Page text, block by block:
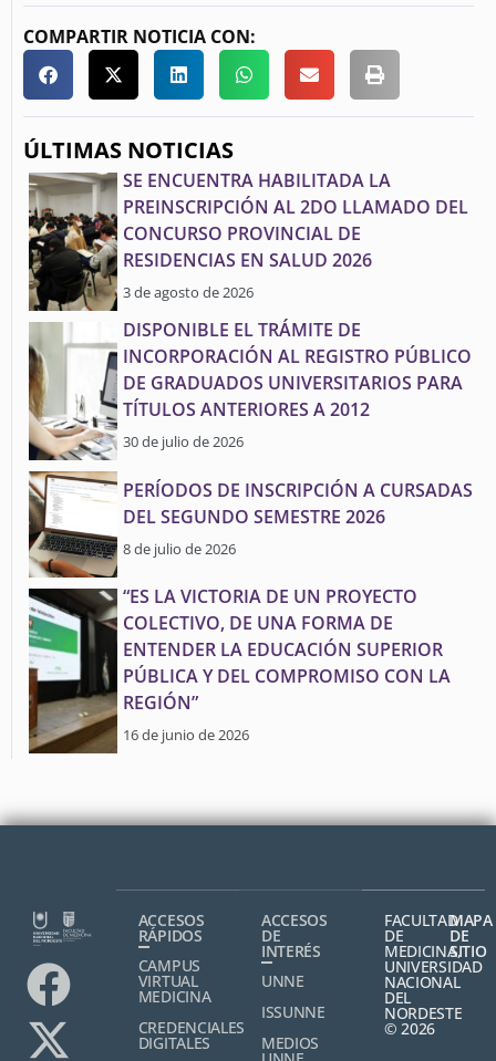
COMPARTIR NOTICIA CON:
ÚLTIMAS NOTICIAS
SE ENCUENTRA HABILITADA LA
PREINSCRIPCIÓN AL 2DO LLAMADO DEL
CONCURSO PROVINCIAL DE
RESIDENCIAS EN SALUD 2026
3 de agosto de 2026
DISPONIBLE EL TRÁMITE DE
INCORPORACIÓN AL REGISTRO PÚBLICO
DE GRADUADOS UNIVERSITARIOS PARA
TÍTULOS ANTERIORES A 2012
30 de julio de 2026
PERÍODOS DE INSCRIPCIÓN A CURSADAS
DEL SEGUNDO SEMESTRE 2026
8 de julio de 2026
“ES LA VICTORIA DE UN PROYECTO
COLECTIVO, DE UNA FORMA DE
ENTENDER LA EDUCACIÓN SUPERIOR
PÚBLICA Y DEL COMPROMISO CON LA
REGIÓN”
16 de junio de 2026
ACCESOS
RÁPIDOS
CAMPUS
VIRTUAL
MEDICINA
CREDENCIALES
DIGITALES
ACCESOS
DE
INTERÉS
UNNE
ISSUNNE
MEDIOS
FACULTAD
DE
MEDICINA,
UNIVERSIDAD
NACIONAL
DEL
NORDESTE
© 2026
MAPA
DE
SITIO